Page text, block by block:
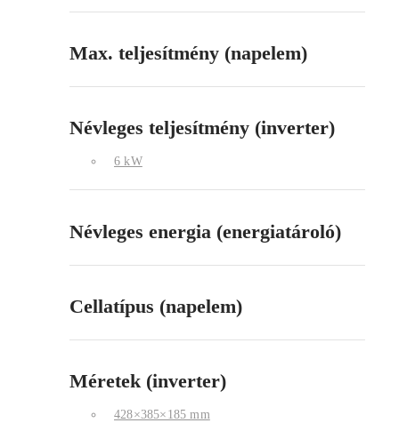
Max. teljesítmény (napelem)
Névleges teljesítmény (inverter)
6 kW
Névleges energia (energiatároló)
Cellatípus (napelem)
Méretek (inverter)
428×385×185 mm